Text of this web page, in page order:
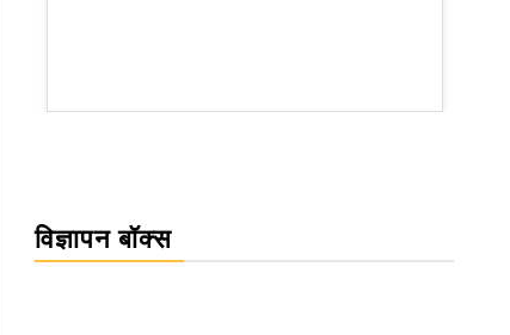
विज्ञापन बॉक्स